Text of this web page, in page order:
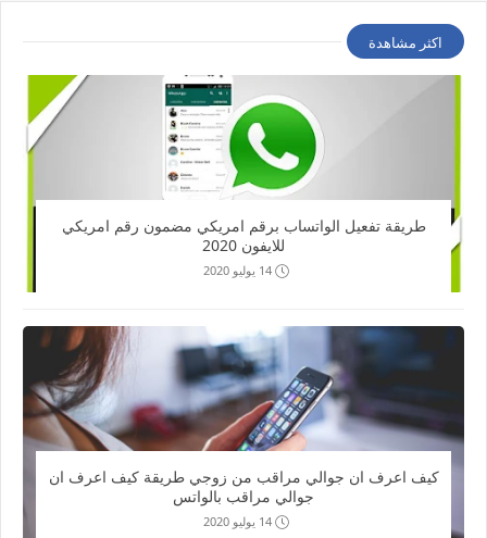
اكثر مشاهدة
طريقة تفعيل الواتساب برقم امريكي مضمون رقم امريكي
للايفون 2020
14 يوليو 2020
كيف اعرف ان جوالي مراقب من زوجي طريقة كيف اعرف ان
جوالي مراقب بالواتس
14 يوليو 2020